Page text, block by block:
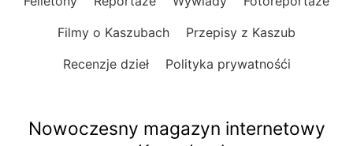
Filmy o Kaszubach
Przepisy z Kaszub
Recenzje dzieł
Polityka prywatnośći
Nowoczesny magazyn internetowy